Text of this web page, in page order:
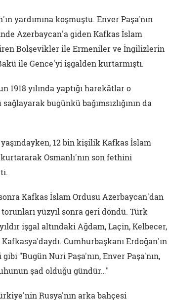
yardımına koşmuştu. Enver Paşa'nın
Azerbaycan'a giden Kafkas İslam
Bolşevikler ile Ermeniler ve İngilizlerin
ile Gence'yi işgalden kurtarmıştı.
yılında yaptığı harekâtlar o
bugünkü bağımsızlığının da
12 bin kişilik Kafkas İslam
Osmanlı'nın son fethini
Kafkas İslam Ordusu Azerbaycan'dan
yüzyıl sonra geri döndü. Türk
işgal altındaki Ağdam, Laçin, Kelbecer,
Cumhurbaşkanı Erdoğan'ın
"Bugün Nuri Paşa'nın, Enver Paşa'nın,
şad olduğu gündür…"
Rusya'nın arka bahçesi